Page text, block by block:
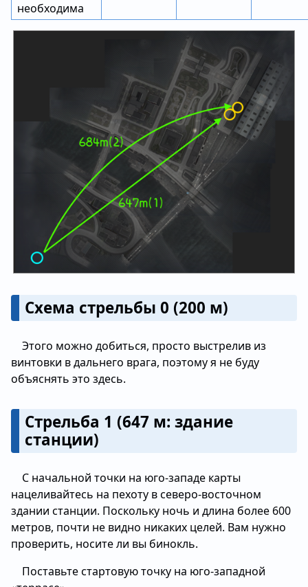
необходима
Схема стрельбы 0 (200 м)
Этого можно добиться, просто выстрелив из
винтовки в дальнего врага, поэтому я не буду
объяснять это здесь.
Стрельба 1 (647 м: здание
станции)
С начальной точки на юго-западе карты
нацеливайтесь на пехоту в северо-восточном
здании станции. Поскольку ночь и длина более 600
метров, почти не видно никаких целей. Вам нужно
проверить, носите ли вы бинокль.
Поставьте стартовую точку на юго-западной